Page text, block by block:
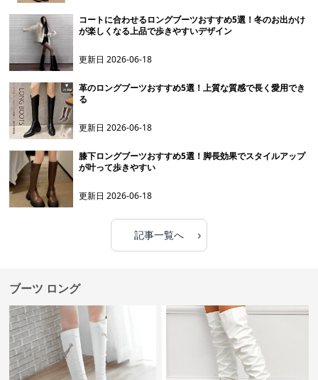
コートに合わせるロングブーツおすすめ5選！冬のお出かけ
が楽しくなる上品で歩きやすいデザイン
更新日2026-06-18
革のロングブーツおすすめ5選！上質な質感で長く愛用でき
る
更新日2026-06-18
膝下ロングブーツおすすめ5選！脚長効果でスタイルアップ
が叶って歩きやすい
更新日2026-06-18
記事一覧へ ›
ブーツ ロング